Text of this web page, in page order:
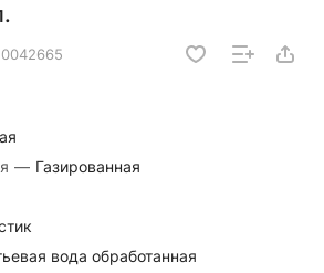
0042665
— Газированная
вода обработанная